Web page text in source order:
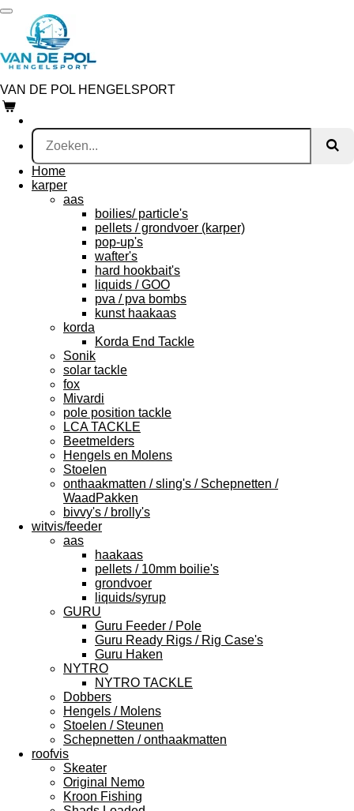
Ga
direct
naar
de
hoofdinhoud
VAN DE POL HENGELSPORT
Home
karper
aas
boilies/ particle's
pellets / grondvoer (karper)
pop-up's
wafter's
hard hookbait's
liquids / GOO
pva / pva bombs
kunst haakaas
korda
Korda End Tackle
Sonik
solar tackle
fox
Mivardi
pole position tackle
LCA TACKLE
Beetmelders
Hengels en Molens
Stoelen
onthaakmatten / sling's / Schepnetten /
WaadPakken
bivvy's / brolly's
witvis/feeder
aas
haakaas
pellets / 10mm boilie's
grondvoer
liquids/syrup
GURU
Guru Feeder / Pole
Guru Ready Rigs / Rig Case's
Guru Haken
NYTRO
NYTRO TACKLE
Dobbers
Hengels / Molens
Stoelen / Steunen
Schepnetten / onthaakmatten
roofvis
Skeater
Original Nemo
Kroon Fishing